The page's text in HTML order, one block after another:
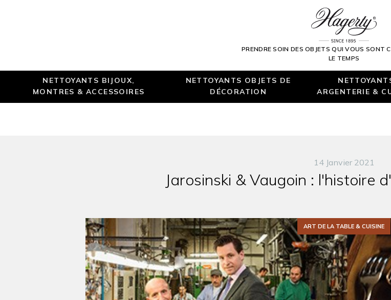
PRENDRE SOIN DES OBJETS QUI VOUS SONT
LE TEMPS
NETTOYANTS BIJOUX,
MONTRES & ACCESSOIRES
NETTOYANTS OBJETS DE
DÉCORATION
ARGENTERIE &
14 Janvier 2021
Jarosinski & Vaugoin : l'histoire
ART DE LA TABLE & CUISINE